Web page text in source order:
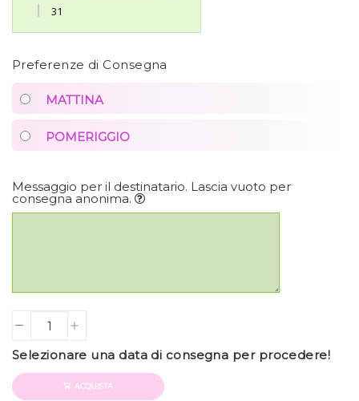
31
Preferenze di Consegna
MATTINA
POMERIGGIO
Messaggio per il destinatario. Lascia vuoto per
consegna anonima.
Quantity
Selezionare una data di consegna per procedere!
ACQUISTA